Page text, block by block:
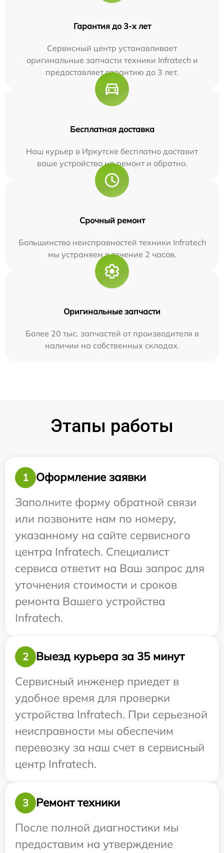
Гарантия до 3-х лет
Сервисный центр устанавливает
оригинальные запчасти техники Infratech и
предоставляет гарантию до 3 лет.
Бесплатная доставка
Наш курьер в Иркутске бесплатно доставит
ваше устройство на ремонт и обратно.
Срочный ремонт
Большинство неисправностей техники Infratech
мы устраняем в течение 2 часов.
Оригинальные запчасти
Более 20 тыс. запчастей от производителя в
наличии на собственных складах.
Этапы работы
1
Оформление заявки
Заполните форму обратной связи
или позвоните нам по номеру,
указанному на сайте сервисного
центра Infratech. Специалист
сервиса ответит на Ваш запрос для
уточнения стоимости и сроков
ремонта Вашего устройства
Infratech.
2
Выезд курьера за 35 минут
Сервисный инженер приедет в
удобное время для проверки
устройства Infratech. При серьезной
неисправности мы обеспечим
перевозку за наш счет в сервисный
центр Infratech.
3
Ремонт техники
После полной диагностики мы
предоставим на утверждение